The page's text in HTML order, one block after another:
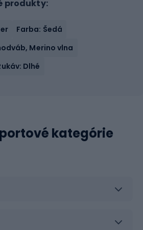
produkty:
Farba: Šedá
Merino vlna
Dlhé
kategórie